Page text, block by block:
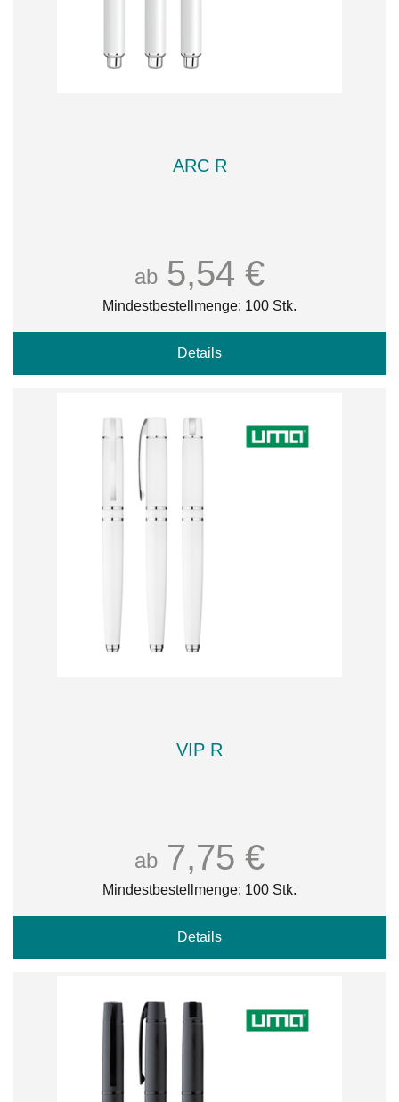
ARC R
ab 5,54 €
Mindestbestellmenge: 100 Stk.
Details
VIP R
ab 7,75 €
Mindestbestellmenge: 100 Stk.
Details